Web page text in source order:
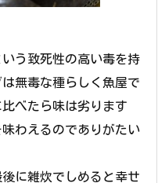
う致死性の高い毒を持
無毒な種らしく魚屋で
べたら味は劣ります
わえるのでありがたい
に雑炊でしめると幸せ